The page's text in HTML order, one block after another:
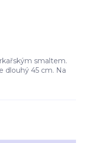
smaltem.
dlouhý 45 cm. Na